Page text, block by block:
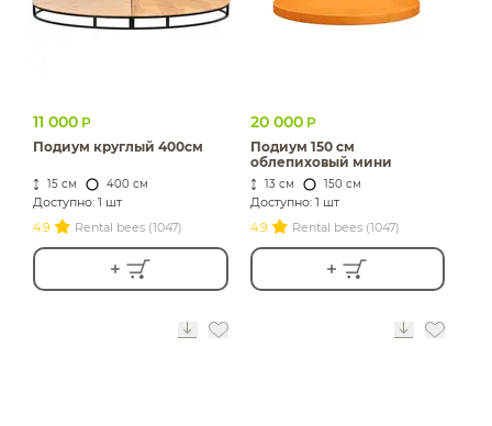
11 000 Р
Подиум круглый 400см
15 см 400 см
Доступно: 1 шт
4.9
Rental bees (1047)
20 000 Р
Подиум 150 см
облепиховый мини
13 см 150 см
Доступно: 1 шт
4.9
Rental bees (1047)